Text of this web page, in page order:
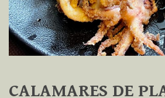
CALAMARES DE